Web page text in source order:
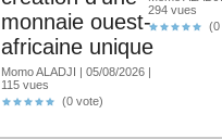
monnaie ouest-
africaine unique
Momo ALADJI | 05/08/2026 |
115 vues
(0 vote)
294 vues
(0